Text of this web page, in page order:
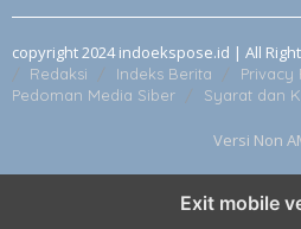
copyright 2024 indoekspose.id | All
Redaksi Indeks Berita
Privacy
Pedoman Media Siber
Syarat dan
Versi Non
Exit mobile